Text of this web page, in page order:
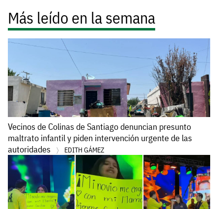
Más leído en la semana
Vecinos de Colinas de Santiago denuncian presunto
maltrato infantil y piden intervención urgente de las
autoridades
EDITH GÁMEZ